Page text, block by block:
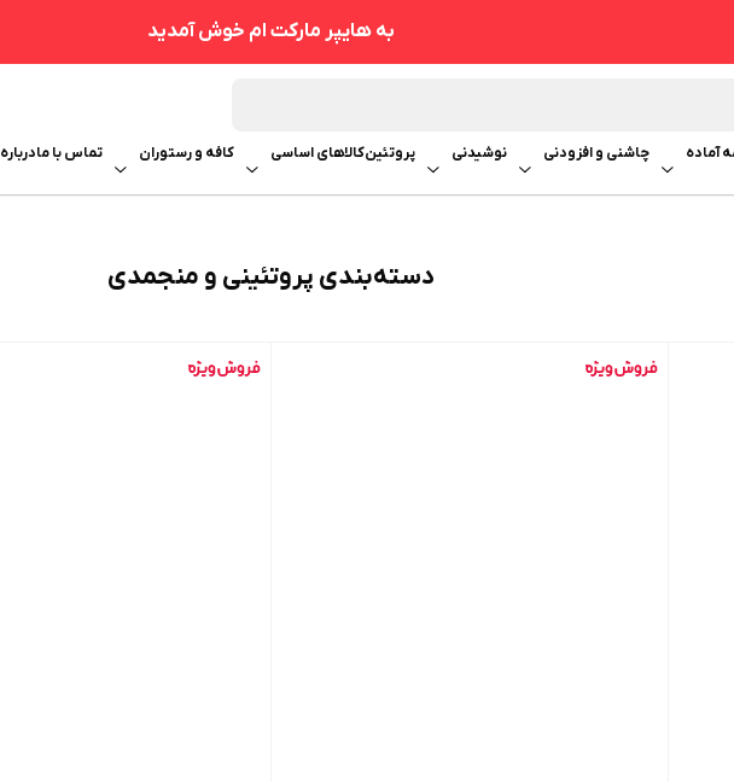
به هایپر مارکت ام خوش آمدید
آماده چاشنی و افزودنی نوشیدنی پروتئینکالاهای اساسی کافه و رستوران تماس با ما
دسته‌بندی پروتئینی و منجمدی